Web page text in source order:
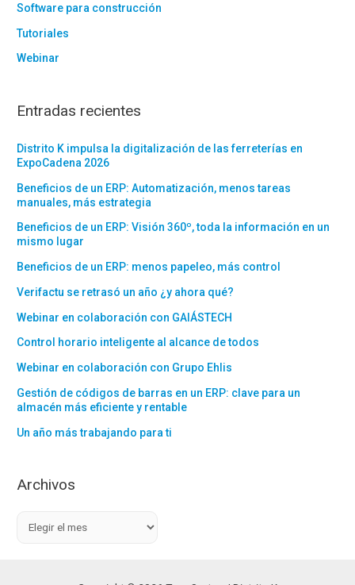
Software para construcción
Tutoriales
Webinar
Entradas recientes
Distrito K impulsa la digitalización de las ferreterías en
ExpoCadena 2026
Beneficios de un ERP: Automatización, menos tareas
manuales, más estrategia
Beneficios de un ERP: Visión 360º, toda la información en un
mismo lugar
Beneficios de un ERP: menos papeleo, más control
Verifactu se retrasó un año ¿y ahora qué?
Webinar en colaboración con GAIÁSTECH
Control horario inteligente al alcance de todos
Webinar en colaboración con Grupo Ehlis
Gestión de códigos de barras en un ERP: clave para un
almacén más eficiente y rentable
Un año más trabajando para ti
Archivos